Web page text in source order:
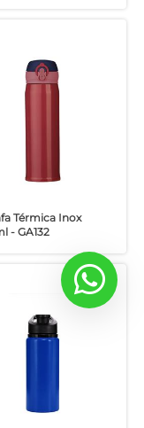
Térmica Inox
- GA132